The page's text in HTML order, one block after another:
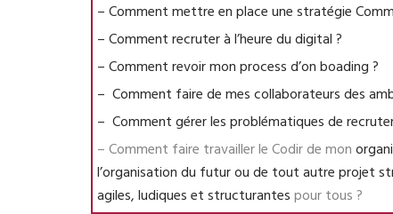
– Comment mettre en place une stratégie
– Comment recruter à l’heure du digital ?
– Comment revoir mon process d’on boading ?
– Comment faire de mes collaborateurs des
– Comment gérer les problématiques de
– Comment faire travailler le Codir de mon
l’organisation du futur ou de tout autre projet
agiles, ludiques et structurantespour tous ?